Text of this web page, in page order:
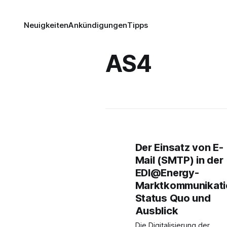
NeuigkeitenAnkündigungenTipps
AS4
Der Einsatz von E-
Mail (SMTP) in der
EDI@Energy-
Status Quo und
Ausblick